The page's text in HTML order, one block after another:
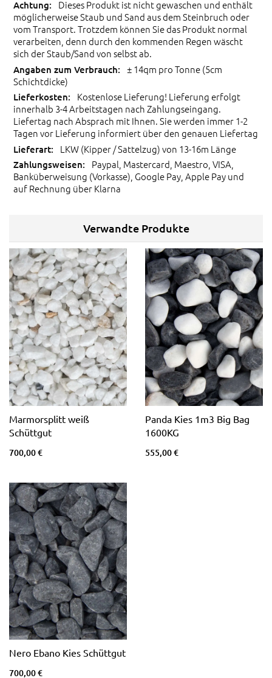
Dieses Produkt ist nicht gewaschen und enthält
möglicherweise Staub und Sand aus dem Steinbruch oder
vom Transport. Trotzdem können Sie das Produkt normal
verarbeiten, denn durch den kommenden Regen wäscht
sich der Staub/Sand von selbst ab.
± 14qm pro Tonne (5cm
Schichtdicke)
Kostenlose Lieferung! Lieferung erfolgt
innerhalb 3-4 Arbeitstagen nach Zahlungseingang.
Liefertag nach Absprach mit Ihnen. Sie werden immer 1-2
Tagen vor Lieferung informiert über den genauen Liefertag
LKW (Kipper / Sattelzug) von 13-16m Länge
Paypal, Mastercard, Maestro, VISA,
Banküberweisung (Vorkasse), Google Pay, Apple Pay und
auf Rechnung über Klarna
Verwandte Produkte
Marmorsplitt weiß
Schüttgut
700,00 €
Panda Kies 1m3 Big Bag
1600KG
555,00 €
Nero Ebano Kies Schüttgut
700,00 €